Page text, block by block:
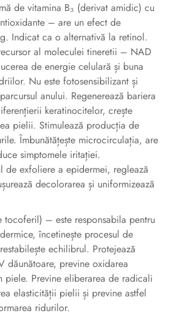
de vitamina B₃ (derivat amidic) cu
– are un efect de
Indicat ca o alternativă la retinol.
al moleculei tineretii – NAD
de energie celulară și buna
Nu este fotosensibilizant și
anului. Regenerează bariera
keratinocitelor, crește
pielii. Stimulează producția de
Îmbunătățește microcirculația, are
simptomele iritației.
de exfoliere a epidermei, reglează
decolorarea și uniformizează
tocoferil) – este responsabila pentru
încetinește procesul de
echilibrul. Protejează
dăunătoare, previne oxidarea
Previne eliberarea de radicali
elasticității pielii și previne astfel
ridurilor.